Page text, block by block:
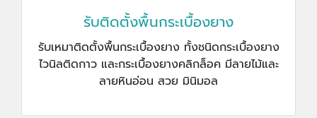
รับติดตั้งพื้นกระเบื้องยาง
รับเหมาติดตั้งพื้นกระเบื้องยาง ทั้งชนิดกระเบื้องยาง
ไวนิลติดกาว และกระเบื้องยางคลิกล็อค มีลายไม้และ
ลายหินอ่อน สวย มินิมอล